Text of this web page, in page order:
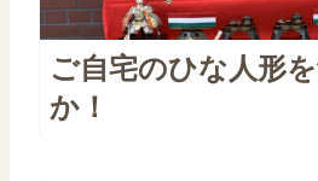
ご自宅のひな人形
か！